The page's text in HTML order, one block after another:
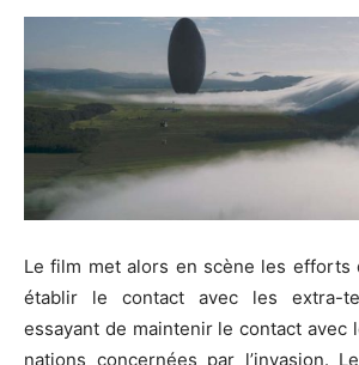
Le film met alors en scène les efforts
établir le contact avec les extra-
essayant de maintenir le contact avec
nations concernées par l’invasion.